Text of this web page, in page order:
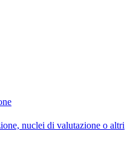
nuclei di valutazione o altri